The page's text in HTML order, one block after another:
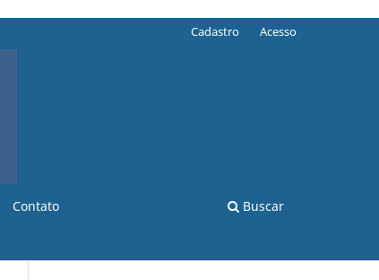
Contato Buscar
Cadastro Acesso